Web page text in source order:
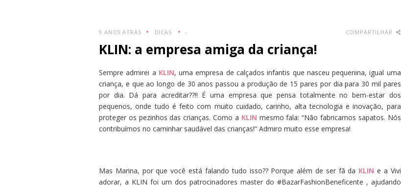
9 ANOS ATRÁS DICAS - COMPARTILHAR
KLIN: a empresa amiga da criança!
Sempre admirei a KLIN, uma empresa de calçados infantis que nasceu pequenina, igual uma
criança, e que ao longo de 30 anos passou a produção de 15 pares por dia para 30 mil pares
por dia. Dá para acreditar??!! É uma empresa que pensa totalmente no bem-estar dos
pequenos, onde tudo é feito com muito cuidado, carinho, alta tecnologia e inovação, para
proteger os pezinhos das crianças. Como a KLIN mesmo fala: “Não fabricamos sapatos. Nós
contribuímos no caminhar saudável das crianças!” Admiro muito esse empresa!
Mas Marina, por que você está falando tudo isso?? Porque além de ser fã da KLIN e a Vivi
adorar, a KLIN foi um dos patrocinadores master do #BazarFashionBeneficente , ajudando